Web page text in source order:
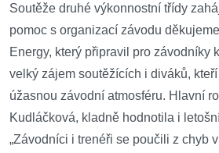
Soutěže druhé výkonnostní třídy
pomoc s organizací závodu d
Energy, který připravil pro závodníky
velký zájem soutěžících i diváků,
úžasnou závodní atmosféru. Hlavní
Kudláčková, kladně hodnotila i
„Závodníci i trenéři se poučili z chyb